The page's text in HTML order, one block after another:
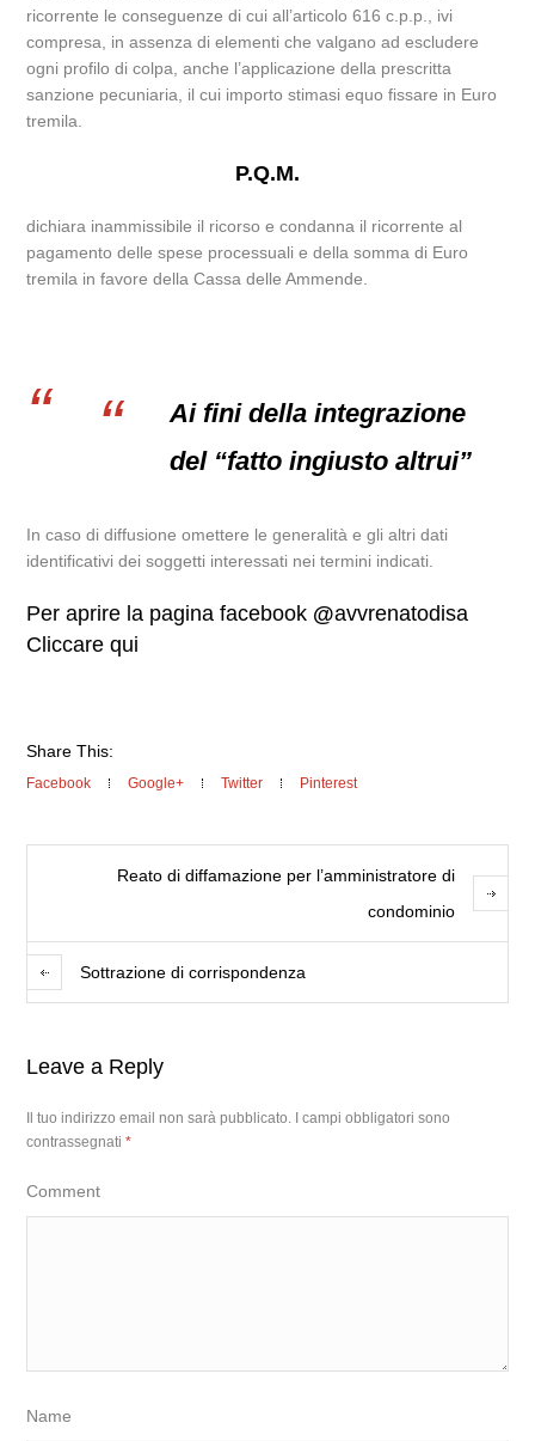
ricorrente le conseguenze di cui all’articolo 616 c.p.p., ivi
compresa, in assenza di elementi che valgano ad escludere
ogni profilo di colpa, anche l’applicazione della prescritta
sanzione pecuniaria, il cui importo stimasi equo fissare in Euro
tremila.
P.Q.M.
dichiara inammissibile il ricorso e condanna il ricorrente al
pagamento delle spese processuali e della somma di Euro
tremila in favore della Cassa delle Ammende.
Ai fini della integrazione
del “fatto ingiusto altrui”
In caso di diffusione omettere le generalità e gli altri dati
identificativi dei soggetti interessati nei termini indicati.
Per aprire la pagina facebook @avvrenatodisa
Cliccare qui
Share This:
Facebook Google+ Twitter Pinterest
Reato di diffamazione per l’amministratore di
condominio
Sottrazione di corrispondenza
Leave a Reply
Il tuo indirizzo email non sarà pubblicato.
I campi obbligatori sono
contrassegnati*
Comment
Name